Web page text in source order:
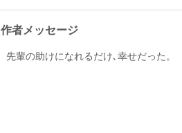
作者メッセージ
先輩の助けになれるだけ､幸せだった。